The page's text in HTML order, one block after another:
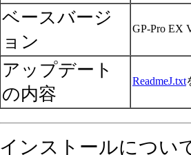
ベースバージ
ョン
GP-Pro EX
アップデート
の内容
ReadmeJ.txt
インストールについ